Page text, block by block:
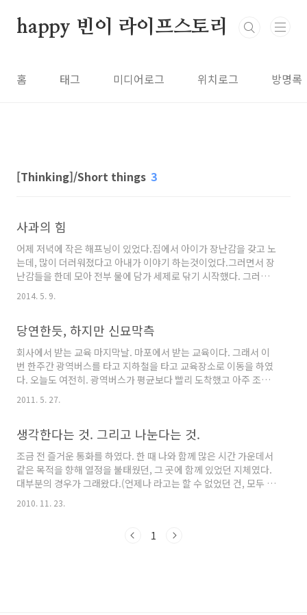
happy 빈이 라이프스토리
홈 태그 미디어로그 위치로그 방명록
[Thinking]/Short things 3
사과의 힘
어제 저녁에 작은 해프닝이 있었다.집에서 아이가 장난감을 갖고 노
는데, 많이 더러워졌다고 아내가 이야기 하는것이었다.그러면서 장
난감들을 한데 모아 전부 물에 담가 세제로 닦기 시작했다. 그러기
를 한 3분했나.. 갑자기 으앗 하는 것이다.듣고보니.. 장난감 하나가
소리가 나지 않는다고..3일전 어린이날 기념으로 내가 아이에게 선
연히 회로가 들어가게 되어있었고, 그것이 방수가 되지 않아 문제가
된 것이었다. 그래서 받고 분해를 해 보았다.어떻게든 말리면서라도
고쳐봐야겠다고 하면서..그러면서.. 뜯은지 3일밖에 안되고, 산지
는 일주일밖에 안된건데.. 좀 아깝다는 생각이 많이 들었다. 그러자
아내가 내가 잘못해서 그런거지머 하면서 미안한기색이 있자나도..
2014. 5. 9.
당연한듯, 하지만 신묘막측
회사에서 받는 교육 마지막날. 마포에서 받는 교육이다. 그래서 이
번 한주간 광역버스를 타고 지하철을 타고 교육장소로 이동을 하였
다. 오늘도 여전히. 광역버스가 평균보다 빨리 도착했고 아주 조금
은 더 여유있게 탈수있을 거라 생각했다. 그러나.. 조금 걷다보니 사
람들은 달리고. 아래를 보니 지하철 문이 열려있었고, 곧 출발할 분
에 다다르려면 약 다섯개의 역을 가면 된다. 환승하는 역에서는 맨
끝 칸으로 옮겨타야 쉽게 갈아탈 수 있기에 첫번째 칸부터 마지막
칸까지 워킹을 시작했다. 다행히 사람들이 그리 많진 않았다. 정말
적당하다라는 표현이 어울리는 듯. 딱 자리에 사람들이 다 앉고 이
따금 몇몇 사람이 서있는 정도였다. 그래서 지나가면서 사람들..
2011. 5. 27.
생각한다는 것. 그리고 나눈다는 것.
조금 전 즐거운 통화를 하였다. 한 때 나와 함께 많은 시간 가운데서
같은 목적을 향해 열정을 불태웠던, 그 곳에 함께 있었던 지체였다.
대부분의 경우가 그래왔다.(언제나 라고는 할 수 없었던 건, 모두 다
그렇진 않기 때문이다.) 함께 열정을 가지고 달려갔었던 자들과의
대화는 언제나 나에게 새로운 도전을 가져다 주었다. 지금도 그것을
것을 문득 깨닫게 하였고, 점점 더 좁아질 뻔 하였던 그 생각을 다시
2010. 11. 23.
1